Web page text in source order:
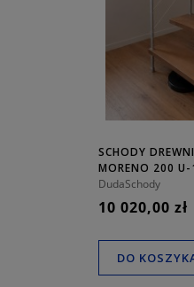
SCHODY
MORENO 200
ELEMENTÓW
DudaSchody
10 020,00 zł
DO